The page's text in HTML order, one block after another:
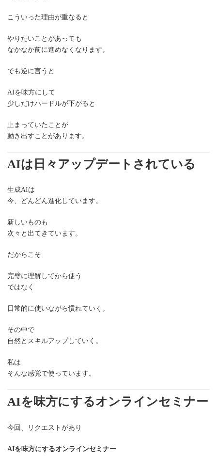
こういった理由が重なると
やりたいことがあっても
なかなか前に進めなくなります。
でも逆に言うと
AIを味方にして
少しだけハードルが下がると
止まっていたことが
動き出すことがあります。
AIは日々アップデートされている
生成AIは
今、どんどん進化しています。
新しいものも
次々と出てきています。
だからこそ
完璧に理解してから使う
ではなく
日常的に使いながら慣れていく。
その中で
自然とスキルアップしていく。
私は
そんな感覚で使っています。
AIを味方にするオンラインセミナー
今回、リクエストがあり
AIを味方にするオンラインセミナー